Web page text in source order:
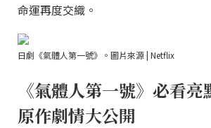
命運再度交織。
日劇《氣體人第一號》。圖片來源 | Netflix
《氣體人第一號》必看
原作劇情大公開